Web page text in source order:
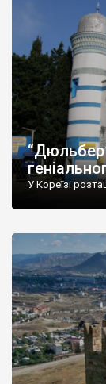
У Кореїзі